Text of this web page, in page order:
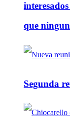
que
Segunda